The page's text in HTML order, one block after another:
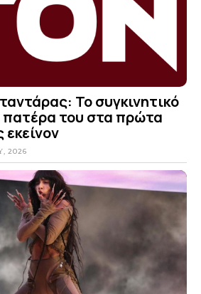
Το συγκινητικό
πατέρα του στα πρώτα
εκείνον
2026